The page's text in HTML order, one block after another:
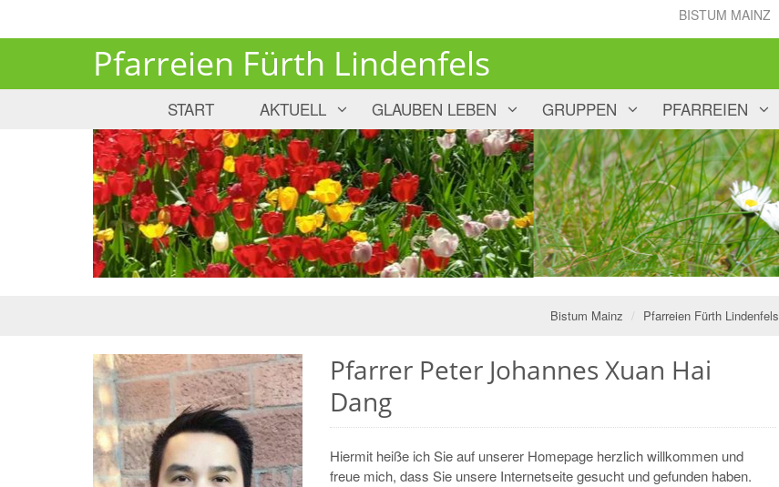
BISTUM MAINZ
Pfarreien Fürth Lindenfels
START AKTUELL GLAUBEN LEBEN GRUPPEN PFARREIEN
Bistum Mainz Pfarreien Fürth Lindenfels
Pfarrer Peter Johannes Xuan Hai
Dang
Hiermit heiße ich Sie auf unserer Homepage herzlich willkommen und
freue mich, dass Sie unsere Internetseite gesucht und gefunden haben.